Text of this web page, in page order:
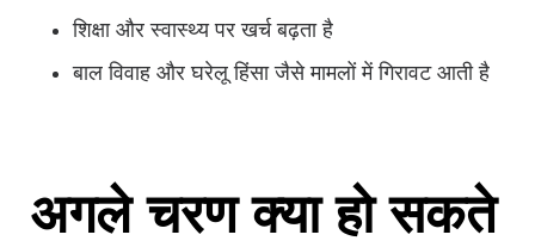
शिक्षा और स्वास्थ्य पर खर्च बढ़ता है
बाल विवाह और घरेलू हिंसा जैसे मामलों में गिरावट आती है
अगले चरण क्या हो सकते